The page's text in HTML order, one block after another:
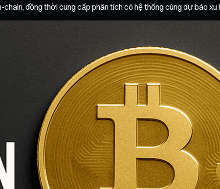
đồng thời cung cấp phân tích có hệ thống cùng dự báo